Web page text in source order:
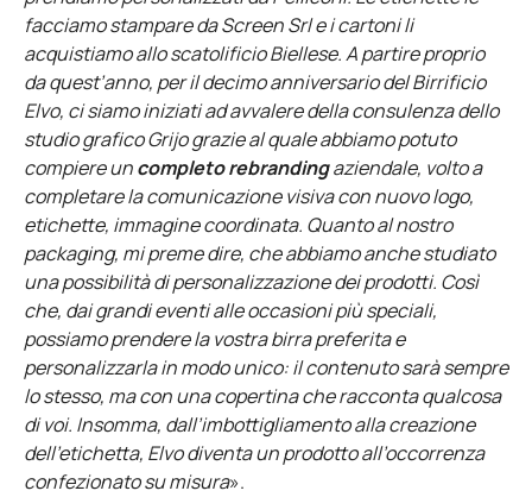
facciamo stampare da Screen Srl e i cartoni li
acquistiamo allo scatolificio Biellese. A partire proprio
da quest’anno, per il decimo anniversario del Birrificio
Elvo, ci siamo iniziati ad avvalere della consulenza dello
studio grafico Grijo grazie al quale abbiamo potuto
compiere uncompleto rebrandingaziendale, volto a
completare la comunicazione visiva con nuovo logo,
etichette, immagine coordinata. Quanto al nostro
packaging, mi preme dire, che abbiamo anche studiato
una possibilità di personalizzazione dei prodotti. Così
che, dai grandi eventi alle occasioni più speciali,
possiamo prendere la vostra birra preferita e
personalizzarla in modo unico: il contenuto sarà sempre
lo stesso, ma con una copertina che racconta qualcosa
di voi. Insomma, dall’imbottigliamento alla creazione
dell’etichetta, Elvo diventa un prodotto all’occorrenza
confezionato su misura».